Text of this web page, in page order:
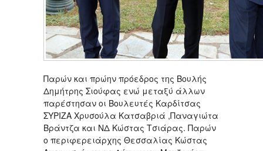
Παρών και πρώην πρόεδρος της Βουλής
Δημήτρης Σιούφας ενώ μεταξύ άλλων
παρέστησαν οι Βουλευτές Καρδίτσας
ΣΥΡΙΖΑ Χρυσούλα Κατσαβριά ,Παναγιώτα
Βράντζα και ΝΔ Κώστας Τσιάρας. Παρών
ο περιφερειάρχης Θεσσαλίας Κώστας